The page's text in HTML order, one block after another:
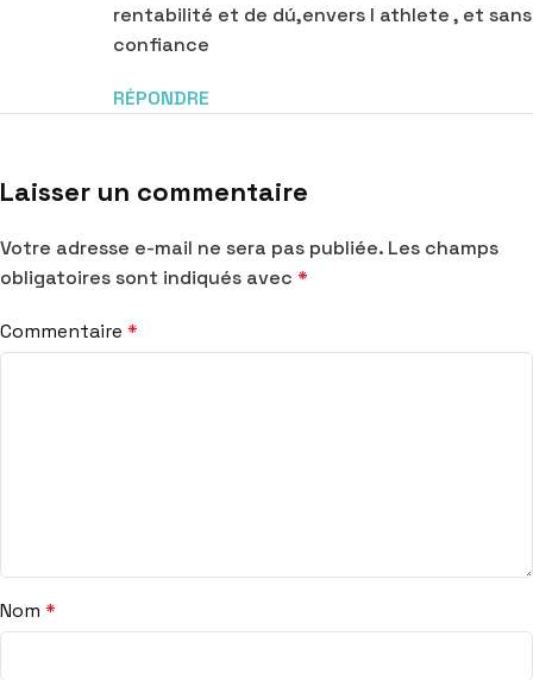
rentabilité et de dú,envers l athlete , et sans
confiance
RÉPONDRE
Laisser un commentaire
Votre adresse e-mail ne sera pas publiée. Les champs
obligatoires sont indiqués avec *
Commentaire *
Nom *